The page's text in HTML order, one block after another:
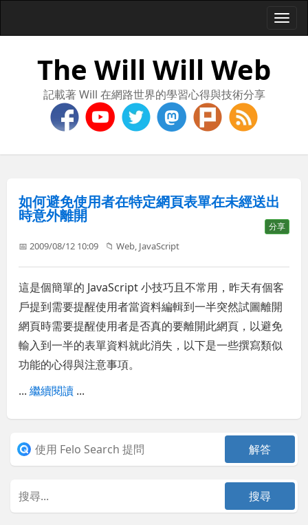
The Will Will Web
記載著 Will 在網路世界的學習心得與技術分享
如何避免使用者在特定網頁表單在未經送出
時意外離開
分享
📅 2009/08/12 10:09 📁Web JavaScript
這是個簡單的 JavaScript 小技巧且不常用，昨天有個客
戶提到需要提醒使用者當資料編輯到一半突然試圖離開
網頁時需要提醒使用者是否真的要離開此網頁，以避免
輸入到一半的表單資料就此消失，以下是一些撰寫類似
功能的心得與注意事項。
...繼續閱讀 ...